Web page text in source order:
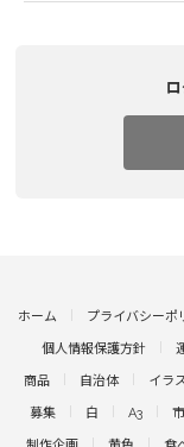
ホーム プライバシーポ
個人情報保護方針
商品 自治体 イラ
募集 白 A3